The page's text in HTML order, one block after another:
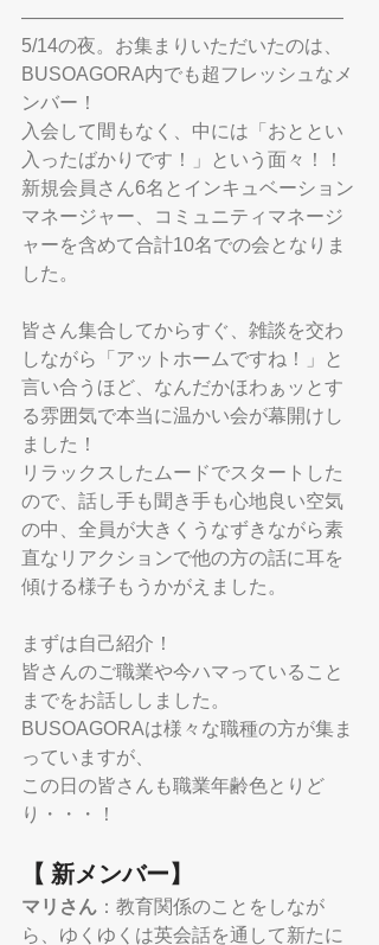
―――――――――――――――――
5/14の夜。お集まりいただいたのは、
BUSOAGORA内でも超フレッシュなメ
ンバー！
入会して間もなく、中には「おととい
入ったばかりです！」という面々！！
新規会員さん6名とインキュベーション
マネージャー、コミュニティマネージ
ャーを含めて合計10名での会となりま
した。
皆さん集合してからすぐ、雑談を交わ
しながら「アットホームですね！」と
言い合うほど、なんだかほわぁッとす
る雰囲気で本当に温かい会が幕開けし
ました！
リラックスしたムードでスタートした
ので、話し手も聞き手も心地良い空気
の中、全員が大きくうなずきながら素
直なリアクションで他の方の話に耳を
傾ける様子もうかがえました。
まずは自己紹介！
皆さんのご職業や今ハマっていること
までをお話ししました。
BUSOAGORAは様々な職種の方が集ま
っていますが、
この日の皆さんも職業年齢色とりど
り・・・！
【 新メンバー】
マリさん ：教育関係のことをしなが
ら、ゆくゆくは英会話を通して新たに